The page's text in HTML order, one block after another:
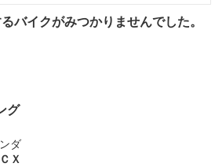
バイクがみつかりませんでした。
グ
ダ
Ｘ